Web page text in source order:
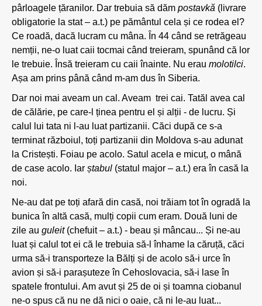
pârloagele țăranilor. Dar trebuia să dăm postavkă (livrare
obligatorie la stat – a.t.) pe pământul cela și ce rodea el?
Ce roadă, dacă lucram cu mâna. În 44 când se retrăgeau
nemții, ne-o luat caii tocmai când treieram, spunând că lor
le trebuie. Însă treieram cu caii înainte. Nu erau molotilci.
Așa am prins până când m-am dus în Siberia.
Dar noi mai aveam un cal. Aveam trei cai. Tatăl avea cal
de călărie, pe care-l ținea pentru el și alții - de lucru. Și
calul lui tata ni l-au luat partizanii. Căci după ce s-a
terminat războiul, toți partizanii din Moldova s-au adunat
la Cristești. Foiau pe acolo. Satul acela e micuț, o mână
de case acolo. Iar ștabul (statul major – a.t.) era în casă la
noi.
Ne-au dat pe toți afară din casă, noi trăiam tot în ogradă la
bunica în altă casă, mulți copii cum eram. Două luni de
zile au guleit (chefuit – a.t.) - beau și mâncau... Și ne-au
luat și calul tot ei că le trebuia să-l înhame la căruță, căci
urma să-i transporteze la Bălți și de acolo să-i urce în
avion și să-i parașuteze în Cehoslovacia, să-i lase în
spatele frontului. Am avut și 25 de oi și toamna ciobanul
ne-o spus că nu ne dă nici o oaie, că ni le-au luat...